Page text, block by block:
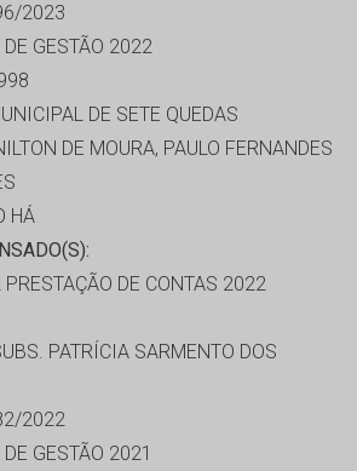
2023
DE GESTÃO 2022
DE SETE QUEDAS
DE MOURA, PAULO FERNANDES
HÁ
DE CONTAS 2022
PATRÍCIA SARMENTO DOS
2022
GESTÃO 2021